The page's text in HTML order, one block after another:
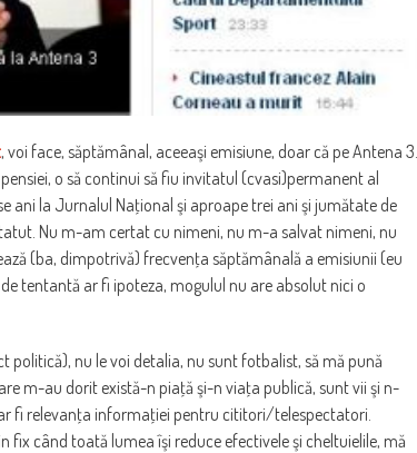
, voi face, săptămânal, aceeaşi emisiune, doar că pe Antena 3.
o să continui să fiu invitatul (cvasi)permanent al
ani la Jurnalul Naţional şi aproape trei ani şi jumătate de
Nu m-am certat cu nimeni, nu m-a salvat nimeni, nu
(ba, dimpotrivă) frecvenţa săptămânală a emisiunii (eu
tentantă ar fi ipoteza, mogulul nu are absolut nici o
nu le voi detalia, nu sunt fotbalist, să mă pună
m-au dorit există-n piaţă şi-n viaţa publică, sunt vii şi n-
fi relevanţa informaţiei pentru cititori/telespectatori.
fix când toată lumea îşi reduce efectivele şi cheltuielile, mă